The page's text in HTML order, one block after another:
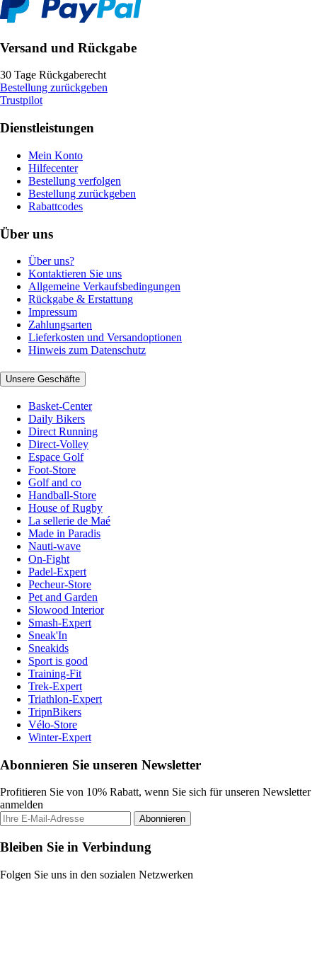
Versand und Rückgabe
30 Tage Rückgaberecht
Bestellung zurückgeben
Trustpilot
Dienstleistungen
Mein Konto
Hilfecenter
Bestellung verfolgen
Bestellung zurückgeben
Rabattcodes
Über uns
Über uns?
Kontaktieren Sie uns
Allgemeine Verkaufsbedingungen
Rückgabe & Erstattung
Impressum
Zahlungsarten
Lieferkosten und Versandoptionen
Hinweis zum Datenschutz
Unsere Geschäfte
Basket-Center
Daily Bikers
Direct Running
Direct-Volley
Espace Golf
Foot-Store
Golf and co
Handball-Store
House of Rugby
La sellerie de Maé
Made in Paradis
Nauti-wave
On-Fight
Padel-Expert
Pecheur-Store
Pet and Garden
Slowood Interior
Smash-Expert
Sneak'In
Sneakids
Sport is good
Training-Fit
Trek-Expert
Triathlon-Expert
TripnBikers
Vélo-Store
Winter-Expert
Abonnieren Sie unseren Newsletter
Profitieren Sie von 10% Rabatt, wenn Sie sich für unseren Newsletter
anmelden
Abonnieren
Bleiben Sie in Verbindung
Folgen Sie uns in den sozialen Netzwerken